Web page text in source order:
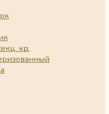
кр.